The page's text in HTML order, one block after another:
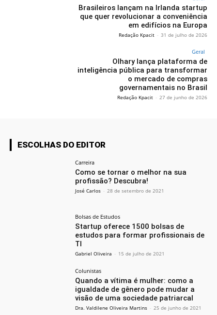
Brasileiros lançam na Irlanda startup
que quer revolucionar a conveniência
em edifícios na Europa
Redação Kpacit - 31 de julho de 2026
Geral
Olhary lança plataforma de
inteligência pública para transformar
o mercado de compras
governamentais no Brasil
Redação Kpacit - 27 de junho de 2026
ESCOLHAS DO EDITOR
Carreira
Como se tornar o melhor na sua
profissão? Descubra!
José Carlos - 28 de setembro de 2021
Bolsas de Estudos
Startup oferece 1500 bolsas de
estudos para formar profissionais de
TI
Gabriel Oliveira - 15 de julho de 2021
Colunistas
Quando a vítima é mulher: como a
igualdade de gênero pode mudar a
visão de uma sociedade patriarcal
Dra. Valdilene Oliveira Martins - 25 de junho de 2021